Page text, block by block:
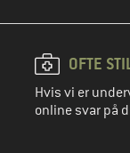
OFTE
Hvis vi er
online svar på